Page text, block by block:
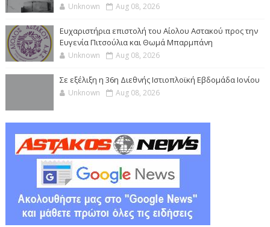
Unknown Aug 08, 2026
Ευχαριστήρια επιστολή του Αίολου Αστακού προς την
Ευγενία Πιτσούλια και Θωμά Μπαρμπάνη
Unknown Aug 08, 2026
Σε εξέλιξη η 36η Διεθνής Ιστιοπλοϊκή Εβδομάδα Ιονίου
Unknown Aug 08, 2026